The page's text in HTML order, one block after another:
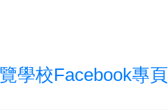
學校Facebook專頁